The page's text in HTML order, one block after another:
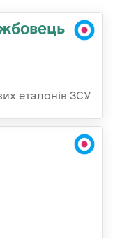
еталонів ЗСУ